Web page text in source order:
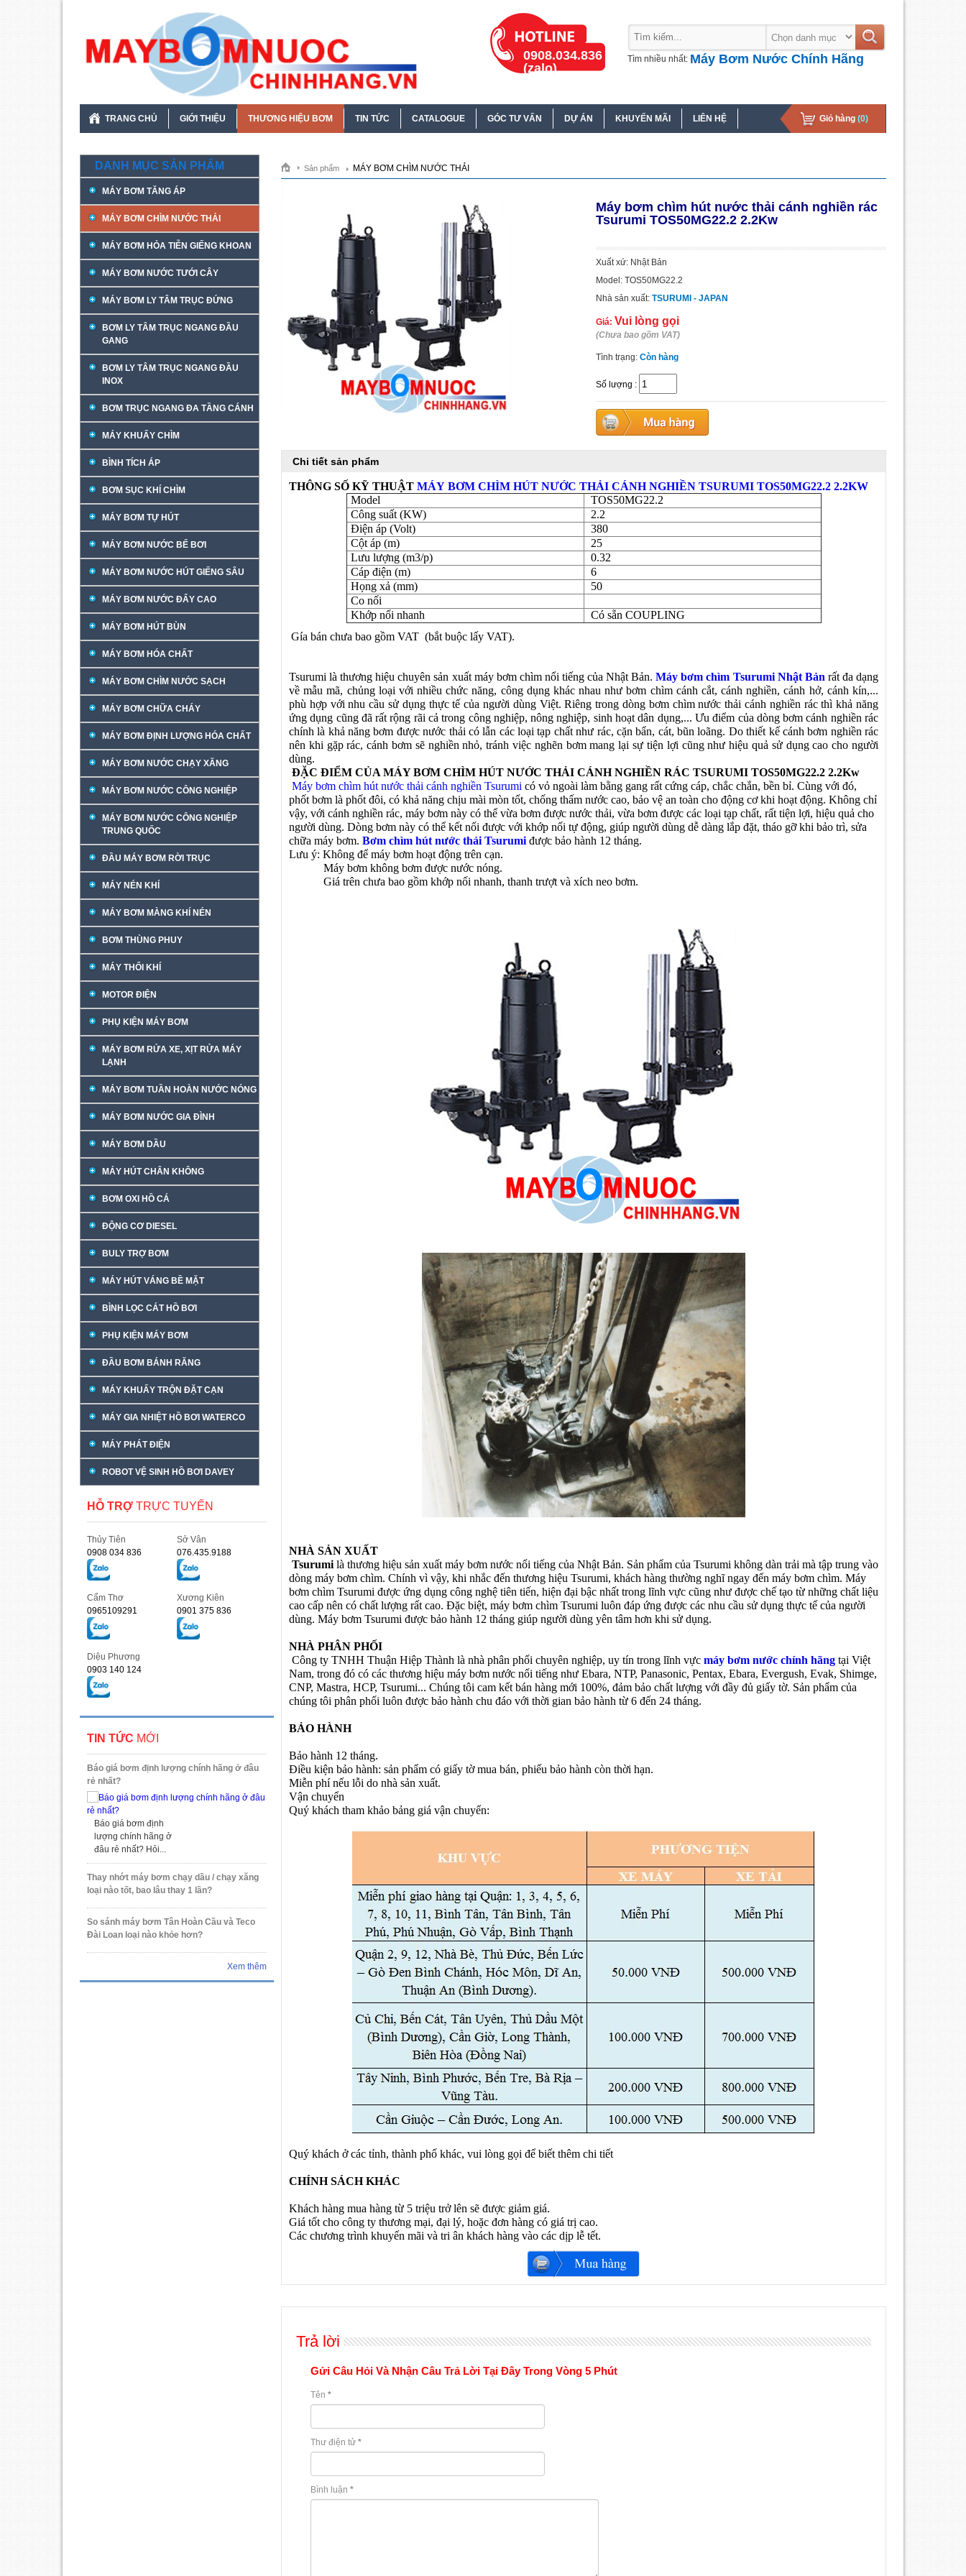
Tìm nhiều nhất: Máy Bơm Nước Chính Hãng
0908.034.836
(zalo)
TRANG CHỦ GIỚI THIỆU THƯƠNG HIỆU BƠM TIN TỨC CATALOGUE GÓC TƯ VẤN DỰ ÁN KHUYẾN MÃI LIÊN HỆ Giỏ hàng (0)
DANH MỤC SẢN PHẨM
MÁY BƠM TĂNG ÁP
MÁY BƠM CHÌM NƯỚC THẢI
MÁY BƠM HỎA TIỄN GIẾNG KHOAN
MÁY BƠM NƯỚC TƯỚI CÂY
MÁY BƠM LY TÂM TRỤC ĐỨNG
BƠM LY TÂM TRỤC NGANG ĐẦU
GANG
BƠM LY TÂM TRỤC NGANG ĐẦU
INOX
BƠM TRỤC NGANG ĐA TẦNG CÁNH
MÁY KHUẤY CHÌM
BÌNH TÍCH ÁP
BƠM SỤC KHÍ CHÌM
MÁY BƠM TỰ HÚT
MÁY BƠM NƯỚC BỂ BƠI
MÁY BƠM NƯỚC HÚT GIẾNG SÂU
MÁY BƠM NƯỚC ĐẨY CAO
MÁY BƠM HÚT BÙN
MÁY BƠM HÓA CHẤT
MÁY BƠM CHÌM NƯỚC SẠCH
MÁY BƠM CHỮA CHÁY
MÁY BƠM ĐỊNH LƯỢNG HÓA CHẤT
MÁY BƠM NƯỚC CHẠY XĂNG
MÁY BƠM NƯỚC CÔNG NGHIỆP
MÁY BƠM NƯỚC CÔNG NGHIỆP
TRUNG QUỐC
ĐẦU MÁY BƠM RỜI TRỤC
MÁY NÉN KHÍ
MÁY BƠM MÀNG KHÍ NÉN
BƠM THÙNG PHUY
MÁY THỔI KHÍ
MOTOR ĐIỆN
PHỤ KIỆN MÁY BƠM
MÁY BƠM RỬA XE, XỊT RỬA MÁY
LẠNH
MÁY BƠM TUẦN HOÀN NƯỚC NÓNG
MÁY BƠM NƯỚC GIA ĐÌNH
MÁY BƠM DẦU
MÁY HÚT CHÂN KHÔNG
BƠM OXI HỒ CÁ
ĐỘNG CƠ DIESEL
BULY TRỢ BƠM
MÁY HÚT VÁNG BỀ MẶT
BÌNH LỌC CÁT HỒ BƠI
PHỤ KIỆN MÁY BƠM
ĐẦU BƠM BÁNH RĂNG
MÁY KHUẤY TRỘN ĐẶT CẠN
MÁY GIA NHIỆT HỒ BƠI WATERCO
MÁY PHÁT ĐIỆN
ROBOT VỆ SINH HỒ BƠI DAVEY
HỖ TRỢ TRỰC TUYẾN
Thủy Tiên
0908 034 836
Sở Vân
076.435.9188
Cẩm Thơ
0965109291
Xương Kiên
0901 375 836
Diệu Phương
0903 140 124
TIN TỨC MỚI
Báo giá bơm định lượng chính hãng ở đâu
rẻ nhất?
Báo giá bơm định
lượng chính hãng ở
đâu rẻ nhất? Hỏi...
Thay nhớt máy bơm chạy dầu / chạy xăng
loại nào tốt, bao lâu thay 1 lần?
So sánh máy bơm Tân Hoàn Cầu và Teco
Đài Loan loại nào khỏe hơn?
Xem thêm
Sản phẩm MÁY BƠM CHÌM NƯỚC THẢI
Máy bơm chìm hút nước thải cánh nghiền rác
Tsurumi TOS50MG22.2 2.2Kw
Xuất xứ: Nhật Bản
Model: TOS50MG22.2
Nhà sản xuất: TSURUMI - JAPAN
Giá: Vui lòng gọi
(Chưa bao gồm VAT)
Tình trạng: Còn hàng
Số lượng :
Chi tiết sản phẩm
THÔNG SỐ KỸ THUẬT MÁY BƠM CHÌM HÚT NƯỚC THẢI CÁNH NGHIỀN TSURUMI TOS50MG22.2 2.2KW
Model
TOS50MG22.2
Công suất (KW)
2.2
Điện áp (Volt)
380
Cột áp (m)
25
Lưu lượng (m3/p)
0.32
Cáp điện (m)
6
Họng xả (mm)
50
Co nối
Khớp nối nhanh
Có sẵn COUPLING
Gía bán chưa bao gồm VAT (bắt buộc lấy VAT).
Tsurumi là thương hiệu chuyên sản xuất máy bơm chìm nổi tiếng của Nhật Bản.Máy bơm chìm Tsurumi Nhật Bản rất đa dạng
về mẫu mã, chủng loại với nhiều chức năng, công dụng khác nhau như bơm chìm cánh cắt, cánh nghiền, cánh hở, cánh kín,...
phù hợp với nhu cầu sử dụng thực tế của người dùng Việt. Riêng trong dòng bơm chìm nước thải cánh nghiền rác thì khả năng
ứng dụng cũng đã rất rộng rãi cả trong công nghiệp, nông nghiệp, sinh hoạt dân dụng,... Ưu điểm của dòng bơm cánh nghiền rác
chính là khả năng bơm được nước thải có lẫn các loại tạp chất như rác, cặn bẩn, cát, bũn loãng. Do thiết kế cánh bơm nghiền rác
nên khi gặp rác, cánh bơm sẽ nghiền nhỏ, tránh việc nghẽn bơm mang lại sự tiện lợi cũng như hiệu quả sử dụng cao cho người
dùng.
ĐẶC ĐIỂM CỦA MÁY BƠM CHÌM HÚT NƯỚC THẢI CÁNH NGHIỀN RÁC TSURUMI TOS50MG22.2 2.2Kw
Máy bơm chìm hút nước thải cánh nghiền Tsurumi có vỏ ngoài làm bằng gang rất cứng cáp, chắc chắn, bền bỉ. Cùng với đó,
phốt bơm là phốt đôi, có khả năng chịu mài mòn tốt, chống thấm nước cao, bảo vệ an toàn cho động cơ khi hoạt động. Không chỉ
vậy, với cánh nghiền rác, máy bơm này có thể vừa bơm được nước thải, vừa bơm được các loại tạp chất, rất tiện lợi, hiệu quả cho
người dùng. Dòng bơm này có thể kết nối được với khớp nối tự động, giúp người dùng dễ dàng lắp đặt, tháo gỡ khi bảo trì, sửa
chữa máy bơm. Bơm chìm hút nước thải Tsurumi được bảo hành 12 tháng.
Lưu ý: Không để máy bơm hoạt động trên cạn.
Máy bơm không bơm được nước nóng.
Giá trên chưa bao gồm khớp nối nhanh, thanh trượt và xích neo bơm.
NHÀ SẢN XUẤT
Tsurumi là thương hiệu sản xuất máy bơm nước nổi tiếng của Nhật Bản. Sản phẩm của Tsurumi không dàn trải mà tập trung vào
dòng máy bơm chìm. Chính vì vậy, khi nhắc đến thương hiệu Tsurumi, khách hàng thường nghĩ ngay đến máy bơm chìm. Máy
bơm chìm Tsurumi được ứng dụng công nghệ tiên tiến, hiện đại bậc nhất trong lĩnh vực cũng như được chế tạo từ những chất liệu
cao cấp nên có chất lượng rất cao. Đặc biệt, máy bơm chìm Tsurumi luôn đáp ứng được các nhu cầu sử dụng thực tế của người
dùng. Máy bơm Tsurumi được bảo hành 12 tháng giúp người dùng yên tâm hơn khi sử dụng.
NHÀ PHÂN PHỐI
Công ty TNHH Thuận Hiệp Thành là nhà phân phối chuyên nghiệp, uy tín trong lĩnh vực máy bơm nước chính hãng tại Việt
Nam, trong đó có các thương hiệu máy bơm nước nổi tiếng như Ebara, NTP, Panasonic, Pentax, Ebara, Evergush, Evak, Shimge,
CNP, Mastra, HCP, Tsurumi... Chúng tôi cam kết bán hàng mới 100%, đảm bảo chất lượng với đầy đủ giấy tờ. Sản phẩm của
chúng tôi phân phối luôn được bảo hành chu đáo với thời gian bảo hành từ 6 đến 24 tháng.
BẢO HÀNH
Bảo hành 12 tháng.
Điều kiện bảo hành: sản phẩm có giấy tờ mua bán, phiếu bảo hành còn thời hạn.
Miễn phí nếu lỗi do nhà sản xuất.
Vận chuyển
Quý khách tham khảo bảng giá vận chuyển:
Quý khách ở các tỉnh, thành phố khác, vui lòng gọi để biết thêm chi tiết
CHÍNH SÁCH KHÁC
Khách hàng mua hàng từ 5 triệu trở lên sẽ được giảm giá.
Giá tốt cho công ty thương mại, đại lý, hoặc đơn hàng có giá trị cao.
Các chương trình khuyến mãi và tri ân khách hàng vào các dịp lễ tết.
Trả lời
Gửi Câu Hỏi Và Nhận Câu Trả Lời Tại Đây Trong Vòng 5 Phút
Tên *
Thư điện tử *
Bình luận *